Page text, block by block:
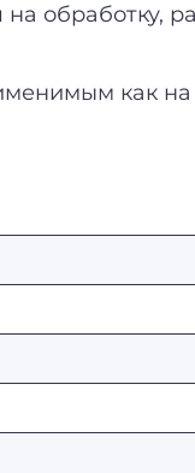
обработку,
как